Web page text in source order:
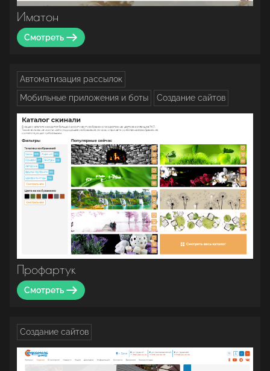
Иматон
Смотреть
Автоматизация рассылок
Мобильные приложения и боты
Создание сайтов
Профартук
Смотреть
Создание сайтов